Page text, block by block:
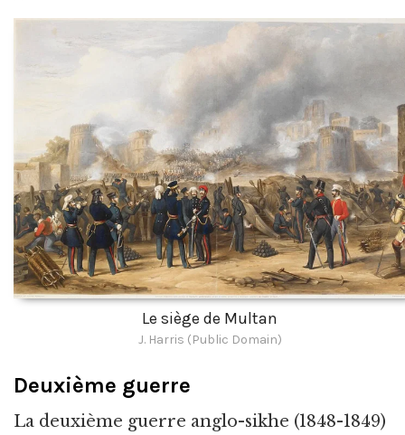
Le siège de Multan
J. Harris (Public Domain)
Deuxième guerre
La deuxième guerre anglo-sikhe (1848-1849)